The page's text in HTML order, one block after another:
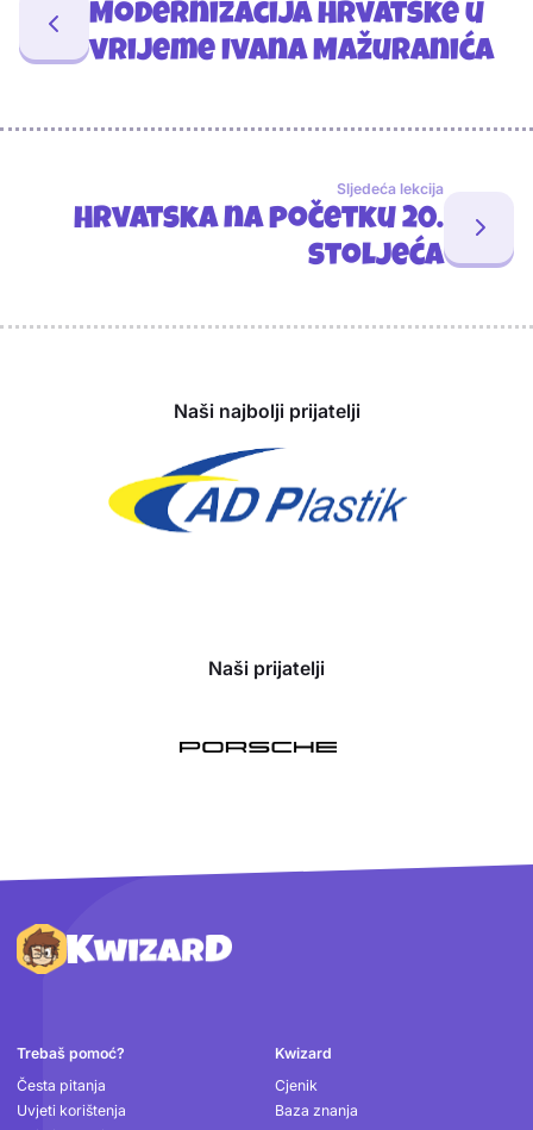
Modernizacija Hrvatske u
vrijeme Ivana Mažuranića
Sljedeća lekcija
Hrvatska na početku 20.
stoljeća
Naši najbolji prijatelji
Naši prijatelji
Podnožje
Trebaš pomoć?
Česta pitanja
Uvjeti korištenja
Kwizard
Cjenik
Baza znanja